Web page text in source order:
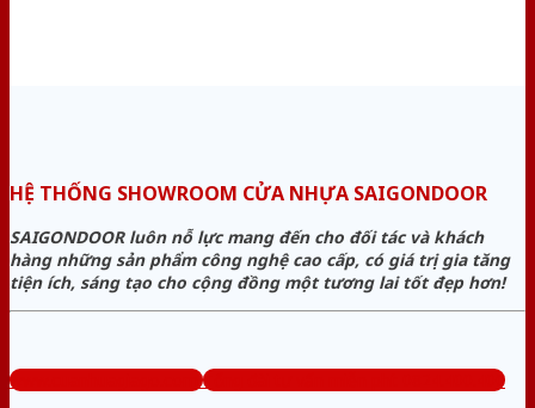
HỆ THỐNG SHOWROOM CỬA NHỰA SAIGONDOOR
SAIGONDOOR luôn nỗ lực mang đến cho đối tác và khách
hàng những sản phẩm công nghệ cao cấp, có giá trị gia tăng
tiện ích, sáng tạo cho cộng đồng một tương lai tốt đẹp hơn!
www.cuanhuagiago.com Tổng đài tư vấn miễn phí: 0824.400.400